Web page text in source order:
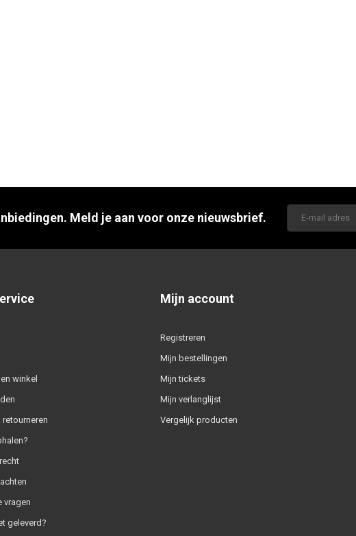
Meld je aan voor onze nieuwsbrief.
winkel
vragen
geleverd?
Mijn account
Registreren
Mijn bestellingen
Mijn tickets
Mijn verlanglijst
Vergelijk producten